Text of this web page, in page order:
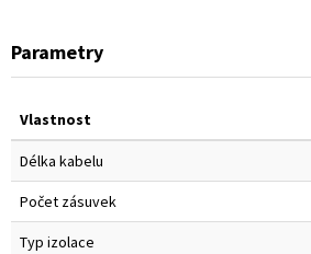
Parametry
Vlastnost
Délka kabelu
Počet zásuvek
Typ izolace